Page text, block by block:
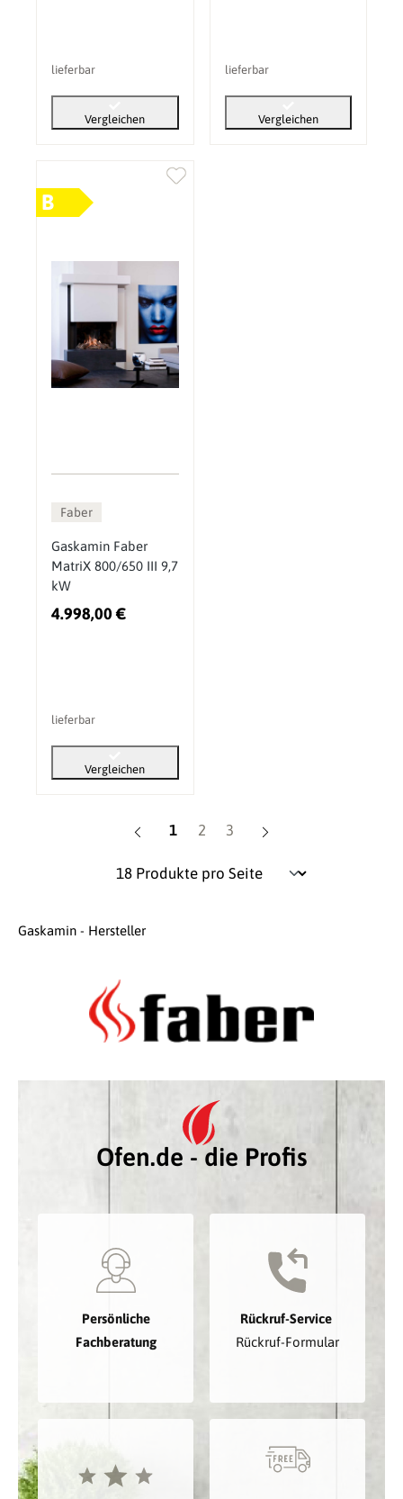
lieferbar
Vergleichen
lieferbar
Vergleichen
B
Faber
Gaskamin Faber
MatriX 800/650 III 9,7
kW
4.998,00 €
lieferbar
Vergleichen
Seite
1 Seite
2 Seite
3
Gaskamin - Hersteller
Ofen.de - die Profis
Persönliche
Fachberatung
Rückruf-Service
Rückruf-Formular